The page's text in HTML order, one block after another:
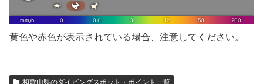
黄色や赤色が表示されている場合、注意してください。
和歌山県のダイビングスポット・ポイント一覧